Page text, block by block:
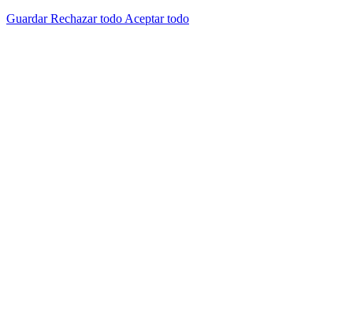
GuardarRechazar todo Aceptar todo